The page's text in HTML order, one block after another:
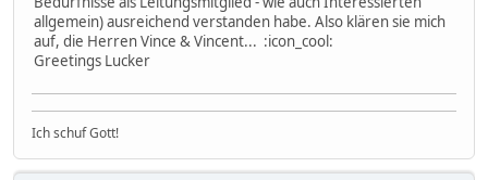
allgemein) ausreichend verstanden habe. Also klären sie mich
auf, die Herren Vince & Vincent... :icon_cool:
Greetings Lucker
Ich schuf Gott!